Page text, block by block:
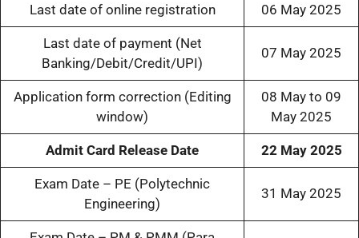
Last date of online registration 06 May 2025
Last date of payment (Net
Banking/Debit/Credit/UPI)
07 May 2025
Application form correction (Editing
window)
08 May to 09
May 2025
Admit Card Release Date 22 May 2025
Exam Date – PE (Polytechnic
Engineering)
31 May 2025